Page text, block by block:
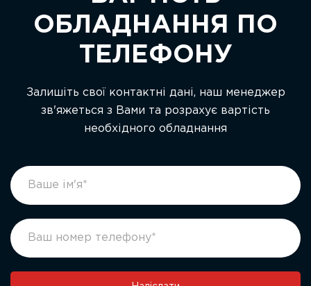
ОБЛАДНАННЯ ПО
ТЕЛЕФОНУ
Залишіть свої контактні дані, наш менеджер
зв'яжеться з Вами та розрахує вартість
необхідного обладнання
footer
form
If
you
human,
leave